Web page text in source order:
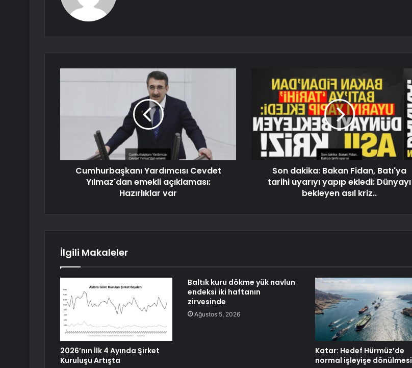
Cumhurbaşkanı Yardımcısı Cevdet
Yılmaz'dan emekli açıklaması:
Hazırlıklar var
Son dakika: Bakan Fidan, Batı'ya
tarihi uyarıyı yapıp ekledi: Dünyayı
bekleyen asıl kriz..
İlgili Makaleler
2026’nın İlk 4 Ayında Şirket
Kuruluşu Artışta
Baltık kuru dökme yük navlun
endeksi iki haftanın
zirvesinde
Ağustos 5, 2026
Katar: Hedef Hürmüz’de
normal işleyişe dönülmesi